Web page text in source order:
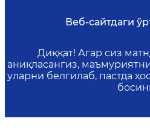
Веб-сайтдаги
Диққат! Агар сиз
аниқласангиз,
уларни белгилаб, пастда